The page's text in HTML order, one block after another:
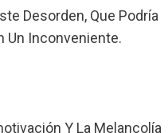
Desorden, Que Podría
Un Inconveniente.
Y La Melancolía